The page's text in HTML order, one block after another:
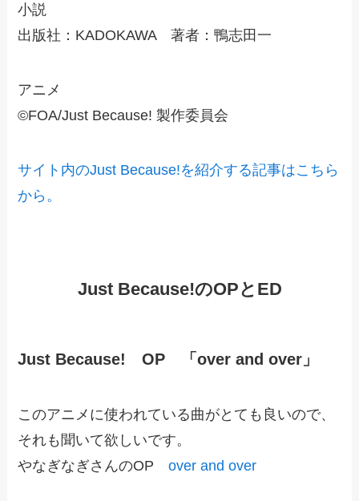
小説
出版社：KADOKAWA 著者：鴨志田一
アニメ
©FOA/Just Because! 製作委員会
サイト内のJust Because!を紹介する記事はこちら
から。
Just Because!のOPとED
Just Because! OP 「over and over」
このアニメに使われている曲がとても良いので、
それも聞いて欲しいです。
やなぎなぎさんのOPover and over